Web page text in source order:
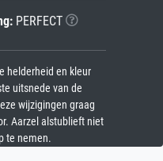
PERFECT
helderheid en kleur
uitsnede van de
wijzigingen graag
Aarzel alstublieft niet
te nemen.